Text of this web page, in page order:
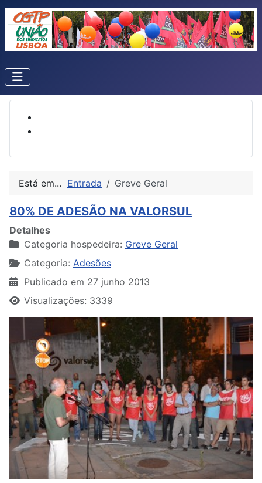
Está em... Entrada Greve Geral
80% DE ADESÃO NA VALORSUL
Detalhes
Categoria hospedeira: Greve Geral
Categoria: Adesões
Publicado em 27 junho 2013
Visualizações: 3339